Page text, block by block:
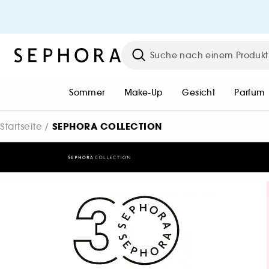
Einloggen / Konto erstellen
Sommer Make-Up Gesicht Parfum
Startseite SEPHORA COLLECTION